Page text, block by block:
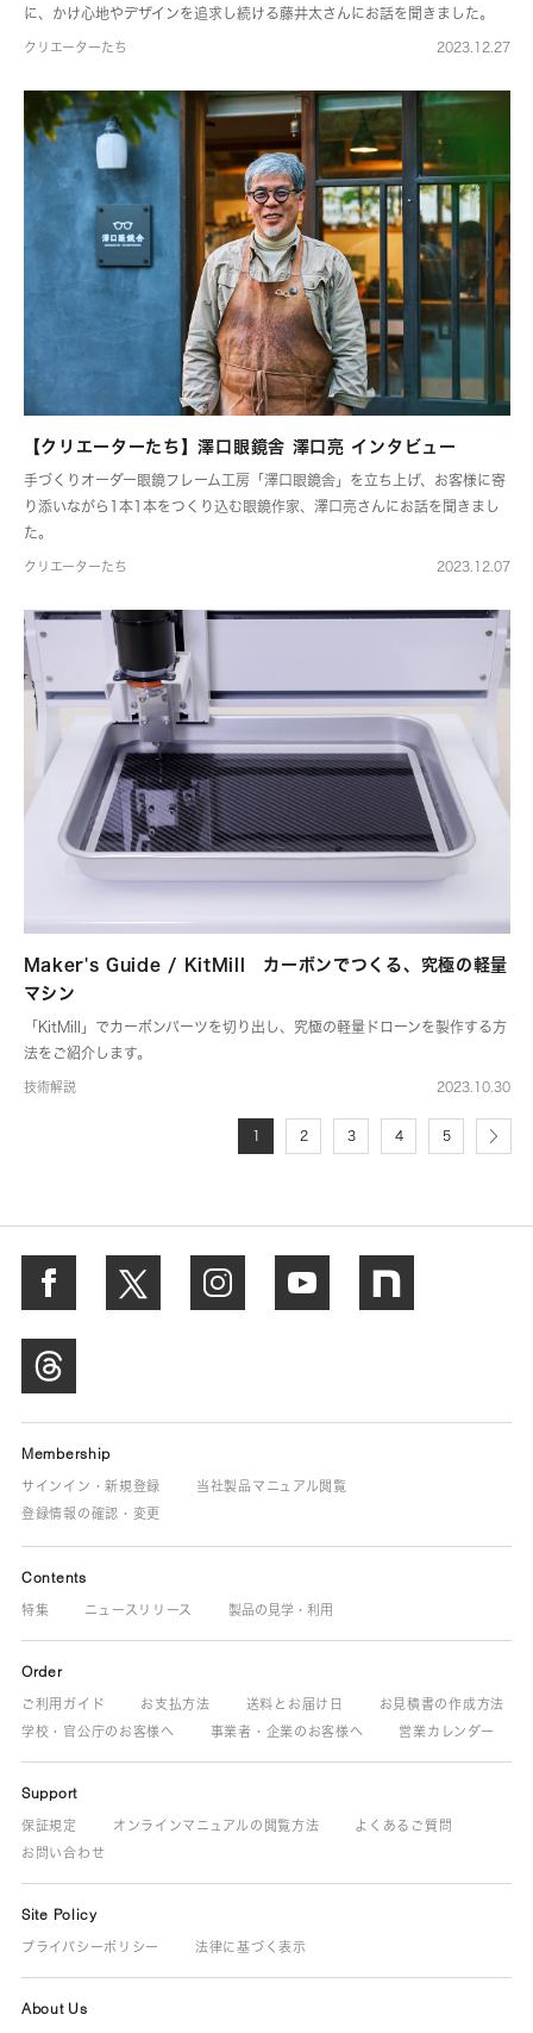
に、かけ心地やデザインを追求し続ける藤井太さんにお話を聞きました。
クリエーターたち 2023.12.27
【クリエーターたち】澤口眼鏡舎 澤口亮 インタビュー
手づくりオーダー眼鏡フレーム工房「澤口眼鏡舎」を立ち上げ、お客様に寄
り添いながら1本1本をつくり込む眼鏡作家、澤口亮さんにお話を聞きまし
た。
クリエーターたち 2023.12.07
Maker's Guide / KitMill カーボンでつくる、究極の軽量
マシン
「KitMill」でカーボンパーツを切り出し、究極の軽量ドローンを製作する方
法をご紹介します。
技術解説 2023.10.30
1 2 3 4 5
Membership
サインイン・新規登録
当社製品マニュアル閲覧
登録情報の確認・変更
Contents
特集 ニュースリリース 製品の見学・利用
Order
ご利用ガイド お支払方法 送料とお届け日
お見積書の作成方法
学校・官公庁のお客様へ
事業者・企業のお客様へ 営業カレンダー
Support
保証規定 オンラインマニュアルの閲覧方法
よくあるご質問
お問い合わせ
Site Policy
プライバシーポリシー 法律に基づく表示
About Us